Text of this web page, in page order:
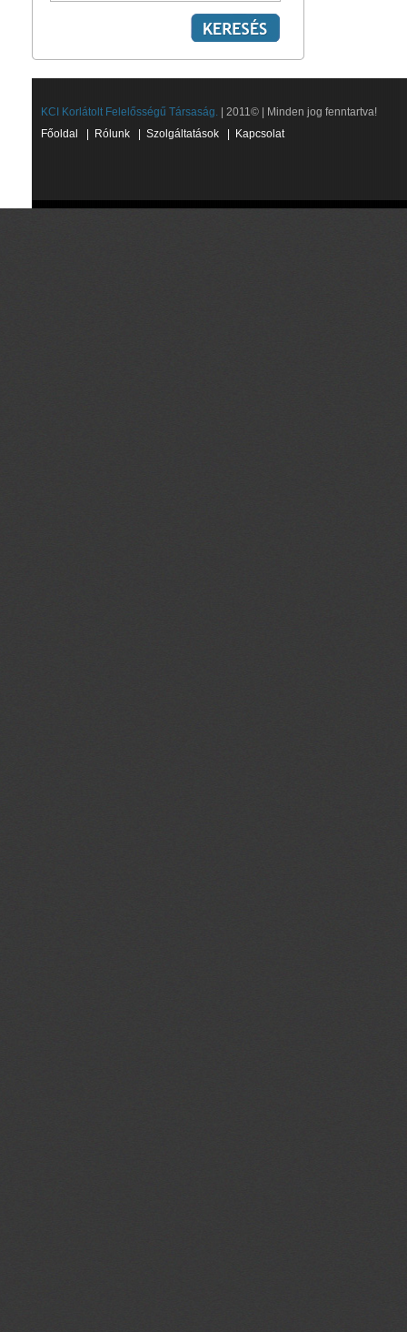
KCI Korlátolt Felelősségű Társaság. | 2011© | Minden jog fenntartva!
Főoldal
Rólunk Szolgáltatások Kapcsolat